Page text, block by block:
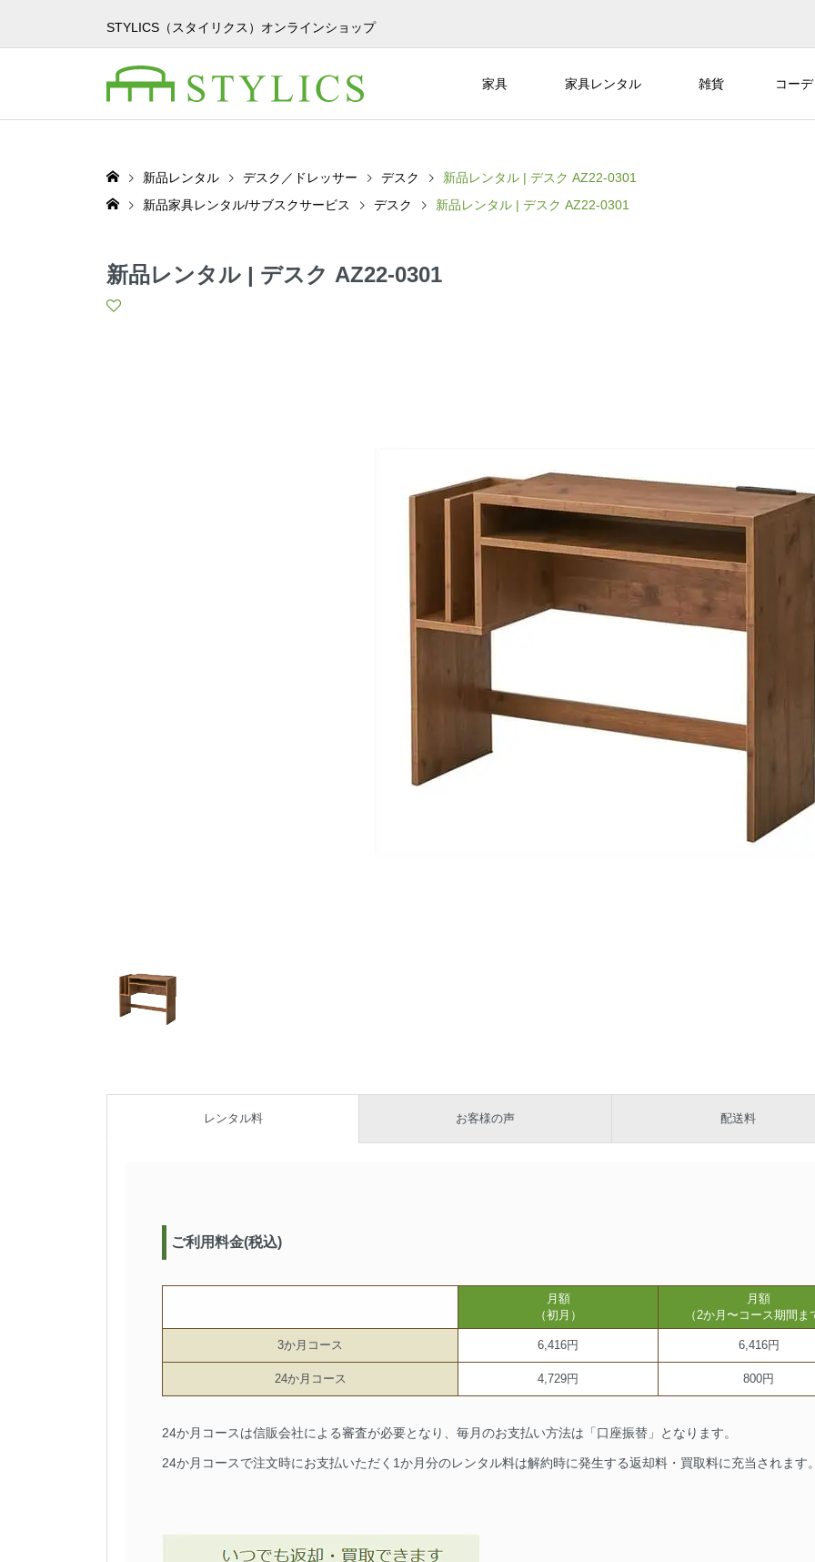
STYLICS（スタイリクス）オンラインショップ
家具 家具レンタル 雑貨 コー
新品レンタル デスク／ドレッサー デスク
新品レンタル | デスク AZ22-0301
新品家具レンタル/サブスクサービス
デスク 新品レンタル | デスク AZ22-0301
新品レンタル | デスク AZ22-0301
レンタル料 お客様の声 配送料
ご利用料金(税込)
月額
（初月）
月額
（2か月〜コース期間ま
3か月コース 6,416円 6,416円
24か月コース 4,729円 800円
24か月コースは信販会社による審査が必要となり、毎月のお支払い方法は「口座振替」となります。
24か月コースで注文時にお支払いただく1か月分のレンタル料は解約時に発生する返却料・買取料に充当されます